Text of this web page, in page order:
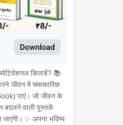
किताबें? 📚
जीवन में चमत्कारिक
पाएं। जो जीवन के
बदलने वाली पुस्तकें
✨ अपना भविष्य